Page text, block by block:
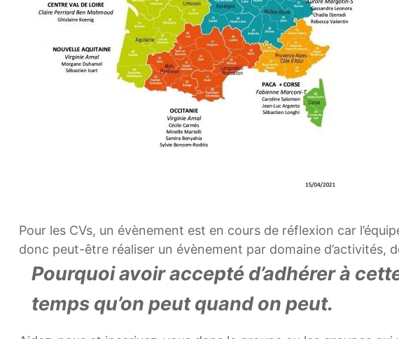
Pour les CVs, un évènement est en cours de réflexion car
donc peut-être réaliser un évènement par domaine
Pourquoi avoir accepté d’adhérer à
temps qu’on peut quand on peut.